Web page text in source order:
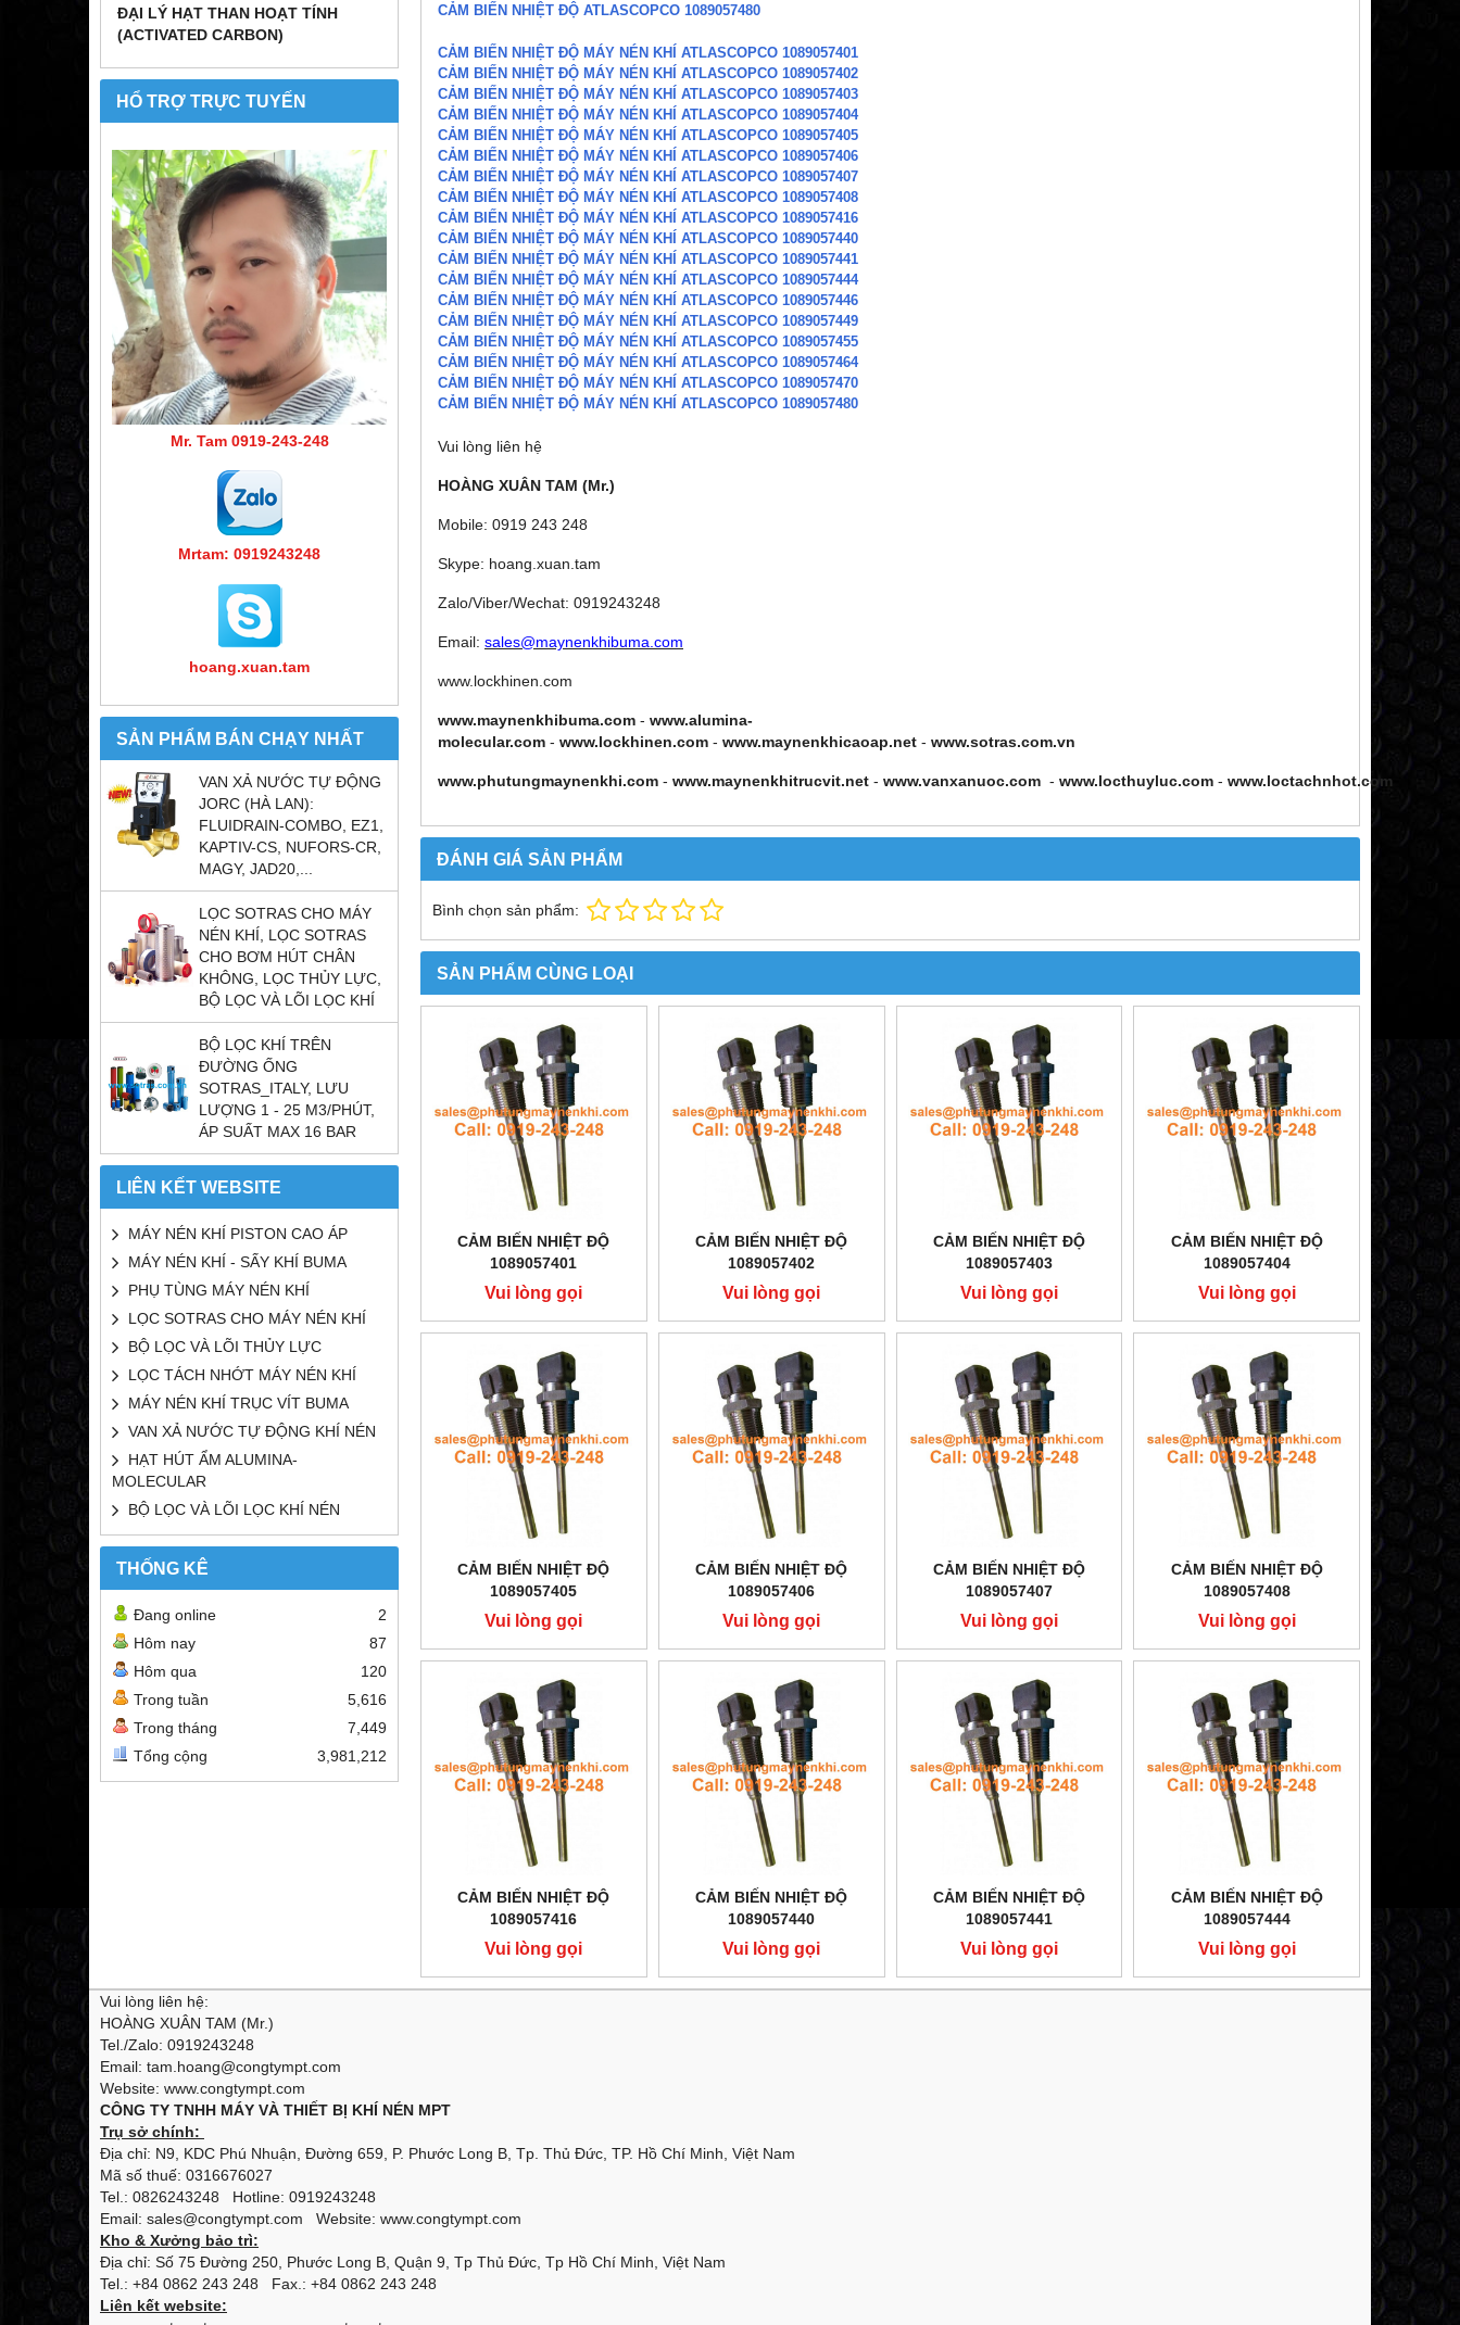
ĐẠI LÝ HẠT THAN HOẠT TÍNH
(ACTIVATED CARBON)
HỔ TRỢ TRỰC TUYẾN
Mr. Tam 0919-243-248
Mrtam: 0919243248
hoang.xuan.tam
SẢN PHẨM BÁN CHẠY NHẤT
VAN XẢ NƯỚC TỰ ĐỘNG
JORC (HÀ LAN):
FLUIDRAIN-COMBO, EZ1,
KAPTIV-CS, NUFORS-CR,
MAGY, JAD20,...
LỌC SOTRAS CHO MÁY
NÉN KHÍ, LỌC SOTRAS
CHO BƠM HÚT CHÂN
KHÔNG, LỌC THỦY LỰC,
BỘ LỌC VÀ LÕI LỌC KHÍ
BỘ LỌC KHÍ TRÊN
ĐƯỜNG ỐNG
SOTRAS_ITALY, LƯU
LƯỢNG 1 - 25 M3/PHÚT,
ÁP SUẤT MAX 16 BAR
LIÊN KẾT WEBSITE
MÁY NÉN KHÍ PISTON CAO ÁP
MÁY NÉN KHÍ - SẤY KHÍ BUMA
PHỤ TÙNG MÁY NÉN KHÍ
LỌC SOTRAS CHO MÁY NÉN KHÍ
BỘ LỌC VÀ LÕI THỦY LỰC
LỌC TÁCH NHỚT MÁY NÉN KHÍ
MÁY NÉN KHÍ TRỤC VÍT BUMA
VAN XẢ NƯỚC TỰ ĐỘNG KHÍ NÉN
HẠT HÚT ẨM ALUMINA-
MOLECULAR
BỘ LỌC VÀ LÕI LỌC KHÍ NÉN
THỐNG KÊ
Đang online
2
Hôm nay
87
Hôm qua
120
Trong tuần
5,616
Trong tháng
7,449
Tổng cộng
3,981,212
CẢM BIẾN NHIỆT ĐỘ ATLASCOPCO 1089057480
CẢM BIẾN NHIỆT ĐỘ MÁY NÉN KHÍ ATLASCOPCO 1089057401
CẢM BIẾN NHIỆT ĐỘ MÁY NÉN KHÍ ATLASCOPCO 1089057402
CẢM BIẾN NHIỆT ĐỘ MÁY NÉN KHÍ ATLASCOPCO 1089057403
CẢM BIẾN NHIỆT ĐỘ MÁY NÉN KHÍ ATLASCOPCO 1089057404
CẢM BIẾN NHIỆT ĐỘ MÁY NÉN KHÍ ATLASCOPCO 1089057405
CẢM BIẾN NHIỆT ĐỘ MÁY NÉN KHÍ ATLASCOPCO 1089057406
CẢM BIẾN NHIỆT ĐỘ MÁY NÉN KHÍ ATLASCOPCO 1089057407
CẢM BIẾN NHIỆT ĐỘ MÁY NÉN KHÍ ATLASCOPCO 1089057408
CẢM BIẾN NHIỆT ĐỘ MÁY NÉN KHÍ ATLASCOPCO 1089057416
CẢM BIẾN NHIỆT ĐỘ MÁY NÉN KHÍ ATLASCOPCO 1089057440
CẢM BIẾN NHIỆT ĐỘ MÁY NÉN KHÍ ATLASCOPCO 1089057441
CẢM BIẾN NHIỆT ĐỘ MÁY NÉN KHÍ ATLASCOPCO 1089057444
CẢM BIẾN NHIỆT ĐỘ MÁY NÉN KHÍ ATLASCOPCO 1089057446
CẢM BIẾN NHIỆT ĐỘ MÁY NÉN KHÍ ATLASCOPCO 1089057449
CẢM BIẾN NHIỆT ĐỘ MÁY NÉN KHÍ ATLASCOPCO 1089057455
CẢM BIẾN NHIỆT ĐỘ MÁY NÉN KHÍ ATLASCOPCO 1089057464
CẢM BIẾN NHIỆT ĐỘ MÁY NÉN KHÍ ATLASCOPCO 1089057470
CẢM BIẾN NHIỆT ĐỘ MÁY NÉN KHÍ ATLASCOPCO 1089057480
Vui lòng liên hệ
HOÀNG XUÂN TAM (Mr.)
Mobile: 0919 243 248
Skype: hoang.xuan.tam
Zalo/Viber/Wechat: 0919243248
Email: sales@maynenkhibuma.com
www.lockhinen.com
www.maynenkhibuma.com - www.alumina-
molecular.com - www.lockhinen.com - www.maynenkhicaoap.net - www.sotras.com.vn
www.phutungmaynenkhi.com - www.maynenkhitrucvit.net - www.vanxanuoc.com - www.locthuyluc.com - www.loctachnhot.com
ĐÁNH GIÁ SẢN PHẨM
Bình chọn sản phẩm:
SẢN PHẨM CÙNG LOẠI
CẢM BIẾN NHIỆT ĐỘ
1089057401
Vui lòng gọi
CẢM BIẾN NHIỆT ĐỘ
1089057402
Vui lòng gọi
CẢM BIẾN NHIỆT ĐỘ
1089057403
Vui lòng gọi
CẢM BIẾN NHIỆT ĐỘ
1089057404
Vui lòng gọi
CẢM BIẾN NHIỆT ĐỘ
1089057405
Vui lòng gọi
CẢM BIẾN NHIỆT ĐỘ
1089057406
Vui lòng gọi
CẢM BIẾN NHIỆT ĐỘ
1089057407
Vui lòng gọi
CẢM BIẾN NHIỆT ĐỘ
1089057408
Vui lòng gọi
CẢM BIẾN NHIỆT ĐỘ
1089057416
Vui lòng gọi
CẢM BIẾN NHIỆT ĐỘ
1089057440
Vui lòng gọi
CẢM BIẾN NHIỆT ĐỘ
1089057441
Vui lòng gọi
CẢM BIẾN NHIỆT ĐỘ
1089057444
Vui lòng gọi
Vui lòng liên hệ:
HOÀNG XUÂN TAM (Mr.)
Tel./Zalo: 0919243248
Email: tam.hoang@congtympt.com
Website: www.congtympt.com
CÔNG TY TNHH MÁY VÀ THIẾT BỊ KHÍ NÉN MPT
Trụ sở chính:
Địa chỉ: N9, KDC Phú Nhuận, Đường 659, P. Phước Long B, Tp. Thủ Đức, TP. Hồ Chí Minh, Việt Nam
Mã số thuế: 0316676027
Tel.: 0826243248 Hotline: 0919243248
Email: sales@congtympt.com Website: www.congtympt.com
Kho & Xưởng bảo trì:
Địa chỉ: Số 75 Đường 250, Phước Long B, Quận 9, Tp Thủ Đức, Tp Hồ Chí Minh, Việt Nam
Tel.: +84 0862 243 248 Fax.: +84 0862 243 248
Liên kết website: